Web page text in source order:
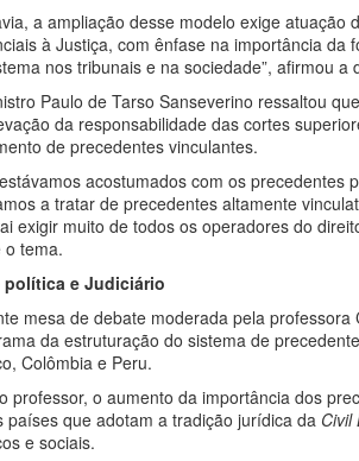
a ampliação desse modelo exige
à Justiça, com ênfase na importância
nos tribunais e na sociedade”, afirmou a
Paulo de Tarso Sanseverino ressaltou
da responsabilidade das cortes
de precedentes vinculantes.
acostumados com os
a tratar de precedentes altamente
exigir muito de todos os operadores do
o tema.
política e Judiciário
mesa de debate moderada pela
da estruturação do sistema de
Colômbia e Peru.
professor, o aumento da importância dos
países que adotam a tradição jurídica da Civil
e sociais.